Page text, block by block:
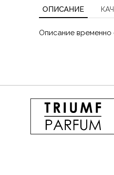
ОПИСАНИЕ
Описание временно